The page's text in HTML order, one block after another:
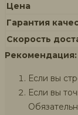
Цена
Гарантия
Скорость
Рекомендация:
Если вы
Если вы